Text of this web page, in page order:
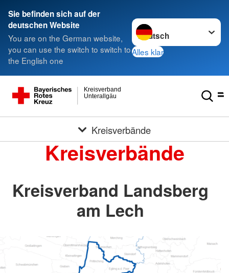
Sie befinden sich auf der
deutschen Website
You are on the German website,
you can use the switch to switch to
the English one
Sprache wechseln zu
Alles klar
Unterallgäu
Kreisverband
Kreisverbände
Kreisverbände
Kreisverband Landsberg
am Lech